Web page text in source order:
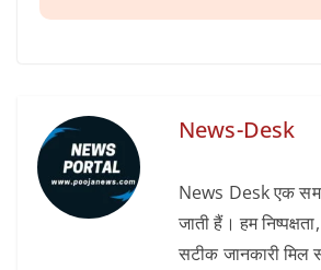
News-Desk
News Desk एक
जाती हैं। हम
सटीक जानकारी मिल